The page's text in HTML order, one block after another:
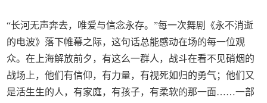
“长河无声奔去，唯爱与信念永存。”每一次舞剧《永不消逝
的电波》落下帷幕之际，这句话总能感动在场的每一位观
众。在上海解放前夕，有这么一群人，战斗在看不见硝烟的
战场上，他们有信仰，有力量，有视死如归的勇气；他们又
是活生生的人，有家庭，有孩子，有柔软的那一面……一部